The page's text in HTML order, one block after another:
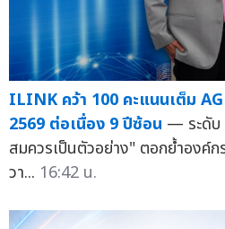
ILINK คว้า 100 คะแนนเต็ม
2569 ต่อเนื่อง 9 ปีซ้อน — ระดับ
สมควรเป็นตัวอย่าง" ตอกย้ำองค์
วา... 16:42 น.